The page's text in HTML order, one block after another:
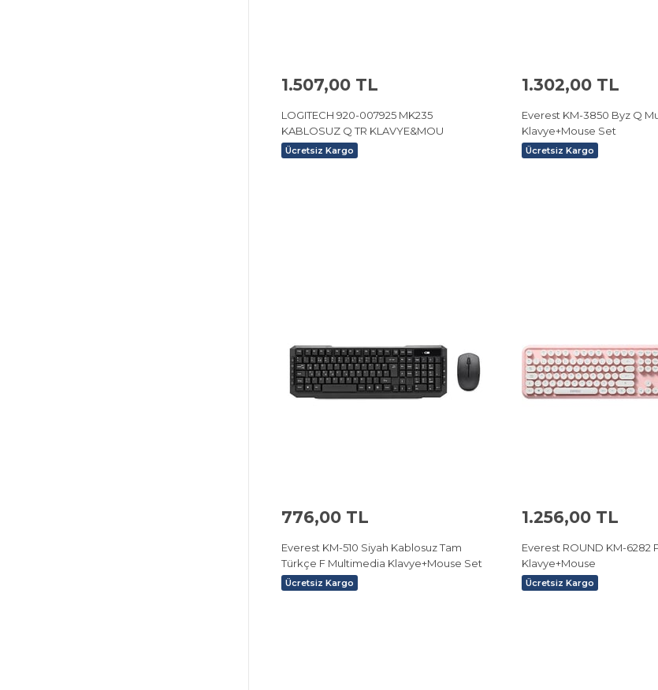
1.507,00 TL
LOGITECH 920-007925 MK235
KABLOSUZ Q TR KLAVYE&MOU
Ücretsiz Kargo
1.302,00 TL
Everest KM-3850 Byz Q
Klavye+Mouse Set
Ücretsiz Kargo
776,00 TL
Everest KM-510 Siyah Kablosuz Tam
Türkçe F Multimedia Klavye+Mouse Set
Ücretsiz Kargo
1.256,00 TL
Everest ROUND KM-6282
Klavye+Mouse
Ücretsiz Kargo